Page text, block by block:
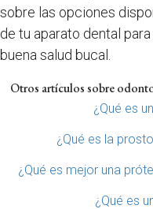
sobre las opciones
de tu aparato dental
buena salud bucal.
Otros artículos sobre
¿Qué es
¿Qué es la
¿Qué es mejor una
¿Qué es